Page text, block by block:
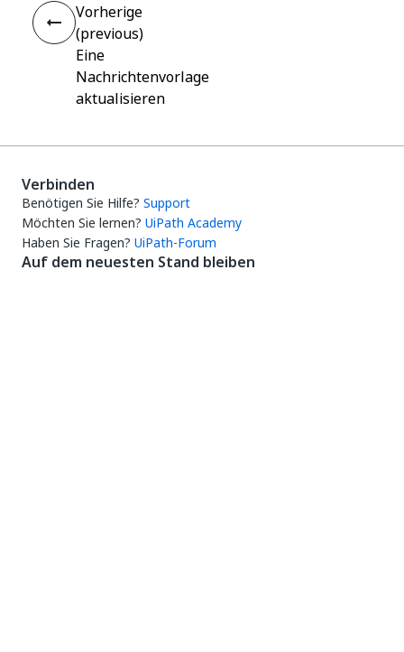
Vorherige
(previous)
Eine
Nachrichtenvorlage
aktualisieren
Verbinden
Benötigen Sie Hilfe? Support
Möchten Sie lernen? UiPath Academy
Haben Sie Fragen? UiPath-Forum
Auf dem neuesten Stand bleiben